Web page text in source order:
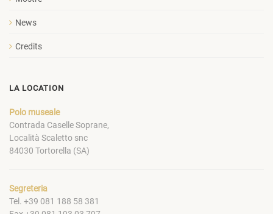
News
Credits
LA LOCATION
Polo museale
Contrada Caselle Soprane,
Località Scaletto snc
84030 Tortorella (SA)
Segreteria
Tel. +39 081 188 58 381